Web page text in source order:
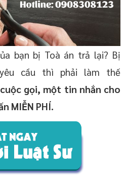
bạn bị Toà án trả lại? Bị
cầu thì phải làm thế
gọi, một tin nhắn cho
MIỄN PHÍ.